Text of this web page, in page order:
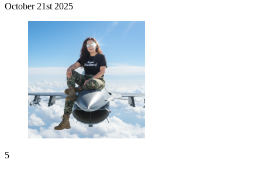
October 21st 2025
5